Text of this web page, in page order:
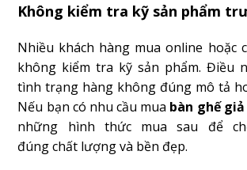
Không kiểm tra kỹ sản phẩm
Nhiều khách hàng mua online hoặc
không kiểm tra kỹ sản phẩm. Điều
tình trạng hàng không đúng mô tả
Nếu bạn có nhu cầu mua bàn ghế
những hình thức mua sau để
đúng chất lượng và bền đẹp.